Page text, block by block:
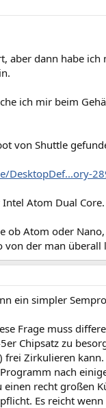
aber dann habe
ich mir beim
von Shuttle
DesktopDef...ory-
Atom Dual Core.
ob Atom oder
von der man überall
ein simpler
Frage muss
Chipsatz zu
Zirkulieren
nach
recht großen
Es reicht